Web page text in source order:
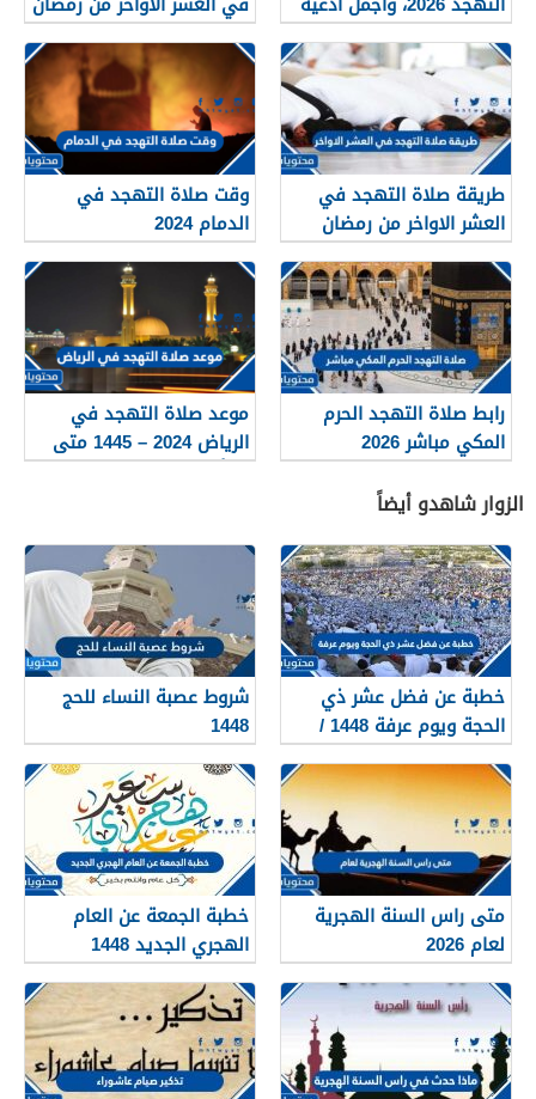
التراويح وليلة القدر مكتوبة
2026
طريقة صلاة التهجد في
العشر الاواخر من رمضان
2026
وقت صلاة التهجد في
الدمام 2024
رابط صلاة التهجد الحرم
المكي مباشر 2026
موعد صلاة التهجد في
الرياض 2024 – 1445 متى
تبدأ ومتى تنتهي
الزوار شاهدو أيضاً
خطبة عن فضل عشر ذي
الحجة ويوم عرفة 1448 /
2026
شروط عصبة النساء للحج
1448
متى راس السنة الهجرية
لعام 2026
خطبة الجمعة عن العام
الهجري الجديد 1448